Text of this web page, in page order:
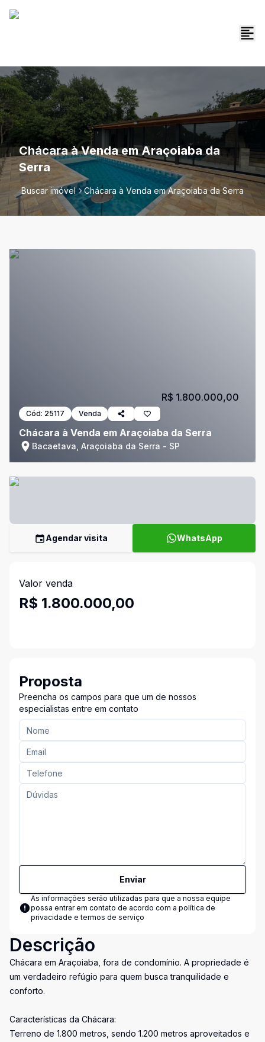
Chácara à Venda em Araçoiaba da
Serra
Buscar imóvel Chácara à Venda em Araçoiaba da Serra
Cód: 25117 Venda
Chácara à Venda em Araçoiaba da Serra
Bacaetava, Araçoiaba da Serra - SP
R$ 1.800.000,00
Agendar visita WhatsApp
Valor venda
R$ 1.800.000,00
Proposta
Preencha os campos para que um de nossos
especialistas entre em contato
Enviar
As informações serão utilizadas para que a nossa equipe
possa entrar em contato de acordo com a política de
privacidade e termos de serviço
Descrição
Chácara em Araçoiaba, fora de condomínio. A propriedade é
um verdadeiro refúgio para quem busca tranquilidade e
conforto.
Características da Chácara:
Terreno de 1.800 metros, sendo 1.200 metros aproveitados e